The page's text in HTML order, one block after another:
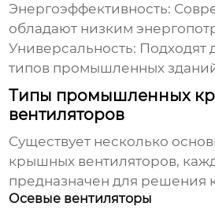
Энергоэффективность:
обладают низким
Универсальность: Подходят
типов промышленных
Типы промышленных
вентиляторов
Существует несколько
крышных вентиляторов,
предназначен для решения
Осевые вентиляторы